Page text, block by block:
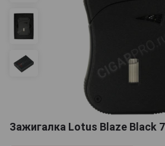
Зажигалка Lotus Blaze Black